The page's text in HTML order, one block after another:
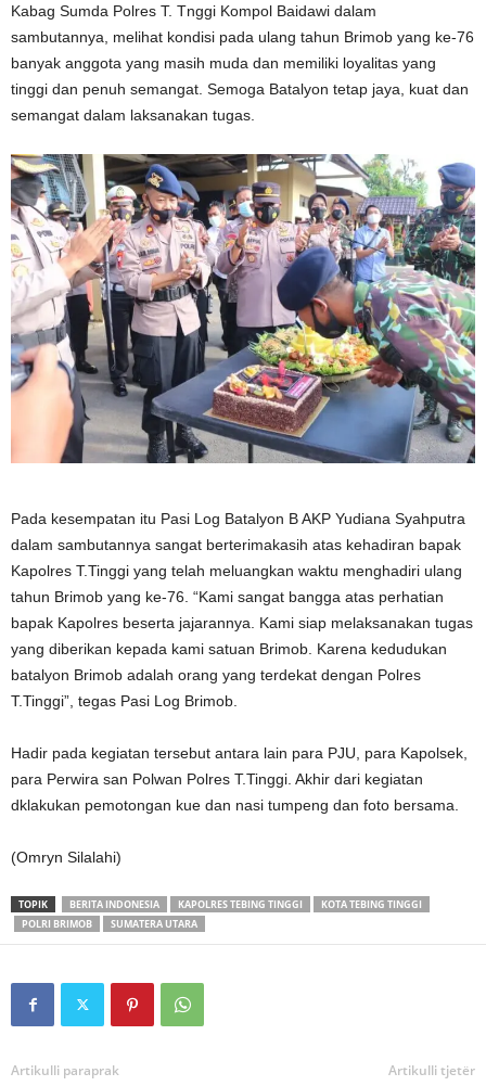
Kabag Sumda Polres T. Tnggi Kompol Baidawi dalam
sambutannya, melihat kondisi pada ulang tahun Brimob yang ke-76
banyak anggota yang masih muda dan memiliki loyalitas yang
tinggi dan penuh semangat. Semoga Batalyon tetap jaya, kuat dan
semangat dalam laksanakan tugas.
Pada kesempatan itu Pasi Log Batalyon B AKP Yudiana Syahputra
dalam sambutannya sangat berterimakasih atas kehadiran bapak
Kapolres T.Tinggi yang telah meluangkan waktu menghadiri ulang
tahun Brimob yang ke-76. “Kami sangat bangga atas perhatian
bapak Kapolres beserta jajarannya. Kami siap melaksanakan tugas
yang diberikan kepada kami satuan Brimob. Karena kedudukan
batalyon Brimob adalah orang yang terdekat dengan Polres
T.Tinggi”, tegas Pasi Log Brimob.
Hadir pada kegiatan tersebut antara lain para PJU, para Kapolsek,
para Perwira san Polwan Polres T.Tinggi. Akhir dari kegiatan
dklakukan pemotongan kue dan nasi tumpeng dan foto bersama.
(Omryn Silalahi)
TOPIK BERITA INDONESIA KAPOLRES TEBING TINGGI
KOTA TEBING TINGGI
POLRI BRIMOB
SUMATERA UTARA
Artikulli paraprak Artikulli tjetër